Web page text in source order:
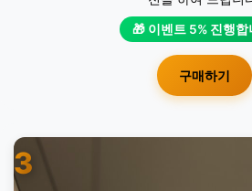
🎁 이벤트 5% 진행합
구매하기
3